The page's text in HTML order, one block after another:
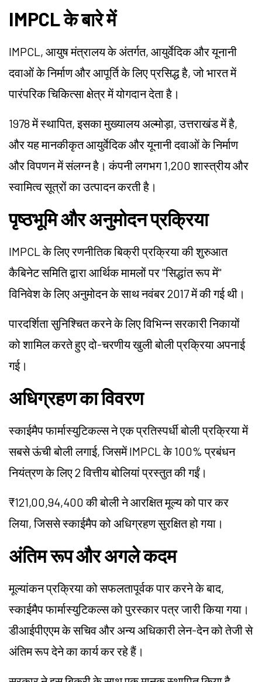
IMPCLके बारे में
IMPCL, आयुष मंत्रालय के अंतर्गत, आयुर्वेदिक और यूनानी
दवाओं के निर्माण और आपूर्ति के लिए प्रसिद्ध है, जो भारत में
पारंपरिक चिकित्सा क्षेत्र में योगदान देता है।
1978 में स्थापित, इसका मुख्यालय अल्मोड़ा, उत्तराखंड में है,
और यह मानकीकृत आयुर्वेदिक और यूनानी दवाओं के निर्माण
और विपणन में संलग्न है। कंपनी लगभग 1,200 शास्त्रीय और
स्वामित्व सूत्रों का उत्पादन करती है।
पृष्ठभूमि और अनुमोदन प्रक्रिया
IMPCLके लिए रणनीतिक बिक्री प्रक्रिया की शुरुआत
कैबिनेट समिति द्वारा आर्थिक मामलों पर "सिद्धांत रूप में"
विनिवेश के लिए अनुमोदन के साथ नवंबर 2017 में की गई थी।
पारदर्शिता सुनिश्चित करने के लिए विभिन्न सरकारी निकायों
को शामिल करते हुए दो-चरणीय खुली बोली प्रक्रिया अपनाई
गई।
अधिग्रहण का विवरण
स्काईमैप फार्मास्युटिकल्स ने एक प्रतिस्पर्धी बोली प्रक्रिया में
सबसे ऊंची बोली लगाई, जिसमेंIMPCLके 100% प्रबंधन
नियंत्रण के लिए 2 वित्तीय बोलियां प्रस्तुत की गईं।
₹121,00,94,400 की बोली ने आरक्षित मूल्य को पार कर
लिया, जिससे स्काईमैप को अधिग्रहण सुरक्षित हो गया।
अंतिम रूप और अगले कदम
मूल्यांकन प्रक्रिया को सफलतापूर्वक पार करने के बाद,
स्काईमैप फार्मास्युटिकल्स को पुरस्कार पत्र जारी किया गया।
डीआईपीएएम के सचिव और अन्य अधिकारी लेन-देन को तेजी से
अंतिम रूप देने का कार्य कर रहे हैं।